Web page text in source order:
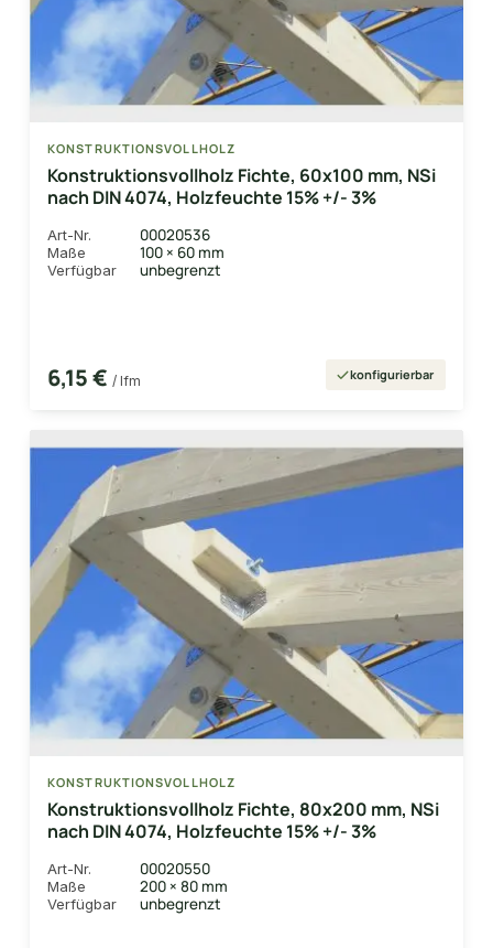
KONSTRUKTIONSVOLLHOLZ
Konstruktionsvollholz Fichte, 60x100 mm, NSi
nach DIN 4074, Holzfeuchte 15% +/- 3%
Art-Nr. 00020536
Maße 100 × 60 mm
Verfügbar unbegrenzt
6,15 € / lfm konfigurierbar
KONSTRUKTIONSVOLLHOLZ
Konstruktionsvollholz Fichte, 80x200 mm, NSi
nach DIN 4074, Holzfeuchte 15% +/- 3%
Art-Nr. 00020550
Maße 200 × 80 mm
Verfügbar unbegrenzt